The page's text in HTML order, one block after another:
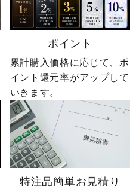
ポイント
累計購入価格に応じて、ポ
イント還元率がアップして
いきます。
特注品簡単お見積り